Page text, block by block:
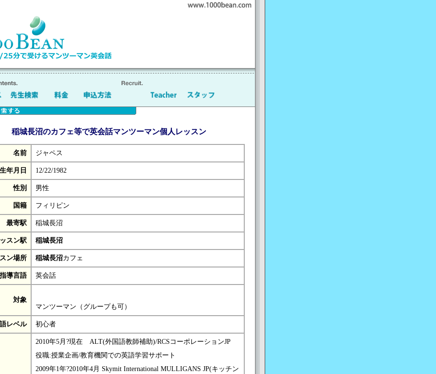
稲城長沼のカフェ等で英会話マンツーマン個人レッスン
名前 ジャペス
生年月日 12/22/1982
性別 男性
国籍 フィリピン
最寄駅 稲城長沼
スン駅 稲城長沼
ン場所 稲城長沼カフェ
指導言語 英会話
対象
マンツーマン（グループも可）
レベル 初心者
2010年5月?現在 ALT(外国語教師補助)/RCSコーポレーションJP
役職:授業企画/教育機関での英語学習サポート
2009年1年?2010年4月 Skymit International MULLIGANS JP(キッチン